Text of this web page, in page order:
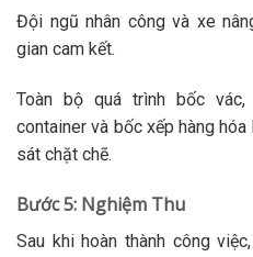
Đội ngũ nhân công và xe
gian cam kết.
Toàn bộ quá trình bốc
container và bốc xếp hàng
sát chặt chẽ.
Bước 5: Nghiệm Thu
Sau khi hoàn thành công